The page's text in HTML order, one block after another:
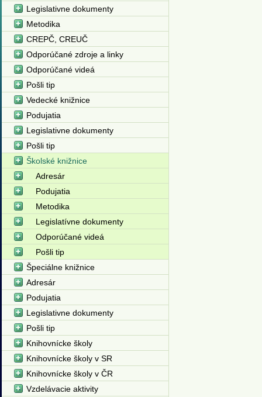
Legislativne dokumenty
Metodika
CREPČ, CREUČ
Odporúčané zdroje a linky
Odporúčané videá
Pošli tip
Vedecké knižnice
Podujatia
Legislativne dokumenty
Pošli tip
Školské knižnice
Adresár
Podujatia
Metodika
Legislatívne dokumenty
Odporúčané videá
Pošli tip
Špeciálne knižnice
Adresár
Podujatia
Legislativne dokumenty
Pošli tip
Knihovnícke školy
Knihovnícke školy v SR
Knihovnícke školy v ČR
Vzdelávacie aktivity